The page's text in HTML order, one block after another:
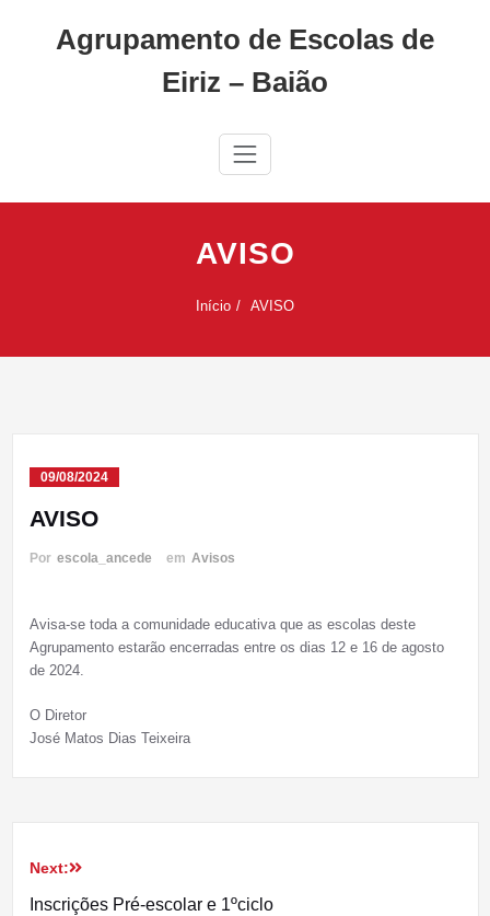
Agrupamento de Escolas de
Eiriz – Baião
AVISO
Início AVISO
09/08/2024
AVISO
Por escola_ancede em Avisos
Avisa-se toda a comunidade educativa que as escolas deste
Agrupamento estarão encerradas entre os dias 12 e 16 de agosto
de 2024.
O Diretor
José Matos Dias Teixeira
Navegação
Next:
Inscrições Pré-escolar e 1ºciclo